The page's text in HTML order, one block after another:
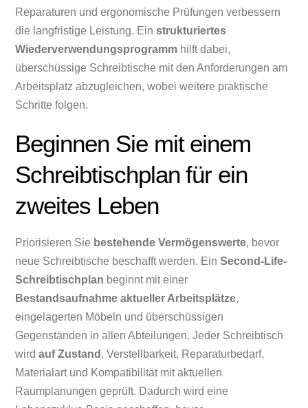
Reparaturen und ergonomische Prüfungen verbessern
die langfristige Leistung. Einstrukturiertes
Wiederverwendungsprogramm hilft dabei,
überschüssige Schreibtische mit den Anforderungen am
Arbeitsplatz abzugleichen, wobei weitere praktische
Schritte folgen.
Beginnen Sie mit einem
Schreibtischplan für ein
zweites Leben
Priorisieren Sie bestehende Vermögenswerte, bevor
neue Schreibtische beschafft werden. EinSecond-Life-
Schreibtischplan beginnt mit einer
Bestandsaufnahme aktueller Arbeitsplätze,
eingelagerten Möbeln und überschüssigen
Gegenständen in allen Abteilungen. Jeder Schreibtisch
wirdauf Zustand , Verstellbarkeit, Reparaturbedarf,
Materialart und Kompatibilität mit aktuellen
Raumplanungen geprüft. Dadurch wird eine